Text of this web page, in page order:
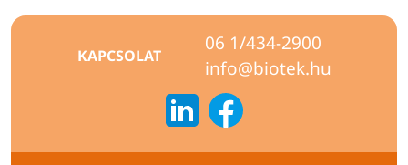
KAPCSOLAT
06 1/434-2900
info@biotek.hu